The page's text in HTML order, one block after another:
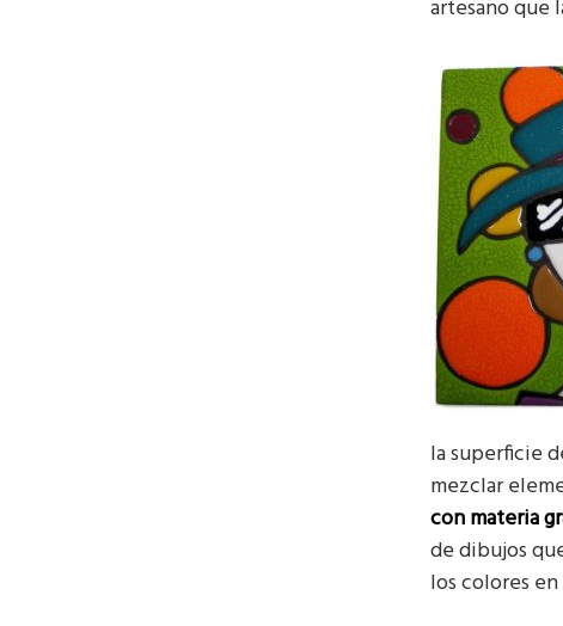
artesano que
la superficie
mezclar
con materia
de dibujos
los colores